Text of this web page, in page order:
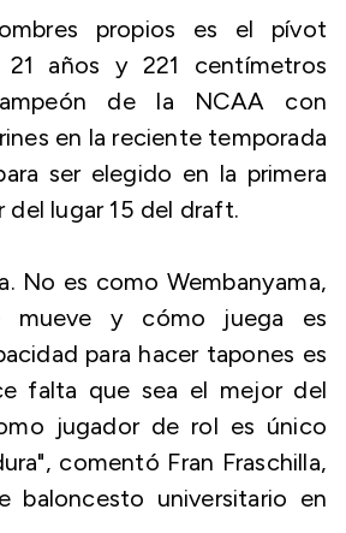
propios es el pívot
21 años y 221 centímetros
de la NCAA con
en la reciente temporada
ser elegido en la primera
del lugar 15 del draft.
No es como Wembanyama,
mueve y cómo juega es
para hacer tapones es
falta que sea el mejor del
jugador de rol es único
comentó Fran Fraschilla,
baloncesto universitario en